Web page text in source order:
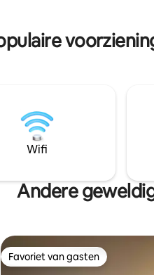
Wifi
Andere
Favoriet van gasten
Favoriet van gasten